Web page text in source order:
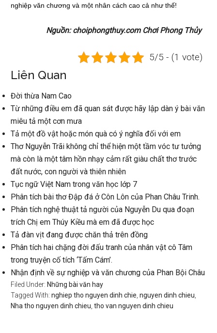
nghiệp văn chương và một nhân cách cao cả như thế!
Nguồn: choiphongthuy.com Chơi Phong Thủy
5/5 - (1 vote)
Liên Quan
Đời thừa Nam Cao
Từ những điều em đã quan sát được hãy lập dàn ý bài văn
miêu tả một cơn mưa
Tả một đồ vật hoặc món quà có ý nghĩa đối với em
Thơ Nguyễn Trãi không chỉ thể hiện một tầm vóc tư tưởng
mà còn là một tâm hồn nhạy cảm rất giàu chất thơ trước
đất nước, con người và thiên nhiên
Tục ngữ Việt Nam trong văn học lớp 7
Phân tích bài thơ Đập đá ở Côn Lôn của Phan Châu Trinh.
Phân tích nghệ thuật tả người của Nguyễn Du qua đoạn
trích Chị em Thúy Kiều mà em đã được học
Tả đàn vịt đang được chăn thả trên đồng
Phân tích hai chặng đời đấu tranh của nhân vật cô Tâm
trong truyện cố tích ‘Tấm Cám’.
Nhận định về sự nghiệp và văn chương của Phan Bội Châu
Filed Under: Những bài văn hay
Tagged With:nghiep tho nguyen dinh chie ,nguyen dinh chieu
Nha tho nguyen dinh chieu ,tho van nguyen dinh chieu